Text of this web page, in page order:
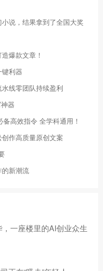
说，结果拿到了全国大奖
爆款文章！
利器
线零团队持续盈利
器
高效指令 全学科通用！
作高质量原创文案
新潮流
一座楼里的AI创业众生